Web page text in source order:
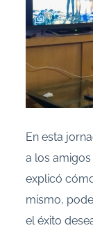
En esta
a los
explicó
mismo,
el éxito